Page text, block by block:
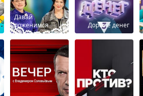
Давай
поженимся
Дороже денег